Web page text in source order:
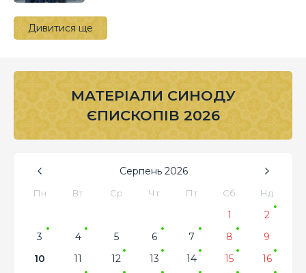
Дивитися ще
МАТЕРІАЛИ СИНОДУ
ЄПИСКОПІВ 2026
Серпень 2026
Пн Вт Ср Чт Пт Сб Нд
1
2
3
4 5 6 7 8
9
10
11 12 13 14 15
16